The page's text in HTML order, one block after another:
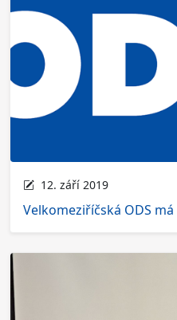
12. září 2019
Velkomeziříčská ODS